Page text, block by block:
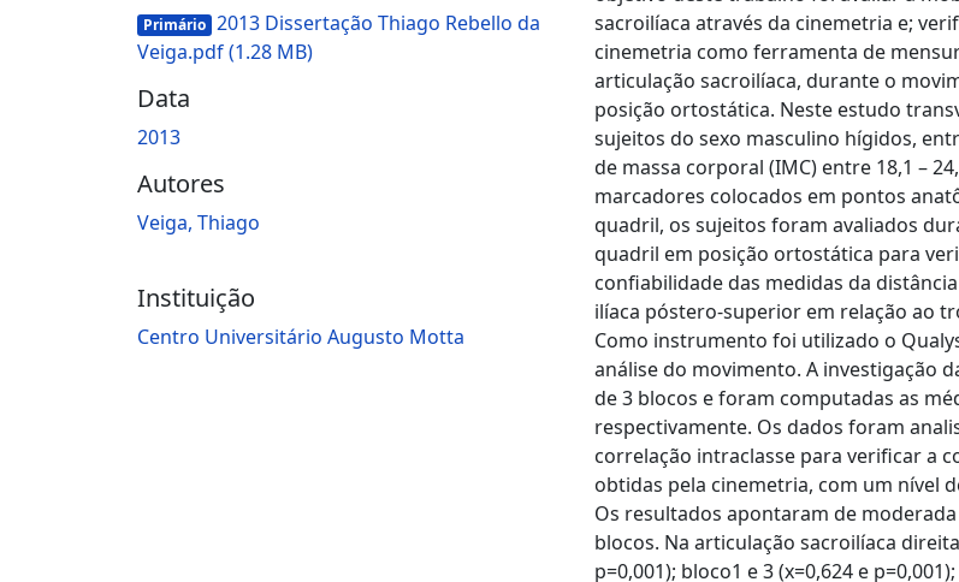
Primário 2013 Dissertação Thiago Rebello da
Veiga.pdf(1.28 MB)
Data
2013
Autores
Veiga, Thiago
Instituição
Centro Universitário Augusto Motta
sacroilíaca através da cinemetria e;
cinemetria como ferramenta de
articulação sacroilíaca, durante o
posição ortostática. Neste estudo
sujeitos do sexo masculino hígidos,
de massa corporal (IMC) entre 18,1 –
marcadores colocados em pontos
quadril, os sujeitos foram avaliados
quadril em posição ortostática para
confiabilidade das medidas da
ilíaca póstero-superior em relação ao
Como instrumento foi utilizado o
análise do movimento. A investigação
de 3 blocos e foram computadas as
respectivamente. Os dados foram
correlação intraclasse para verificar a
obtidas pela cinemetria, com um nível
Os resultados apontaram de
blocos. Na articulação sacroilíaca
p=0,001); bloco1 e 3 (x=0,624 e